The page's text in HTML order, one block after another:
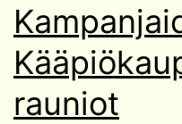
rauniot